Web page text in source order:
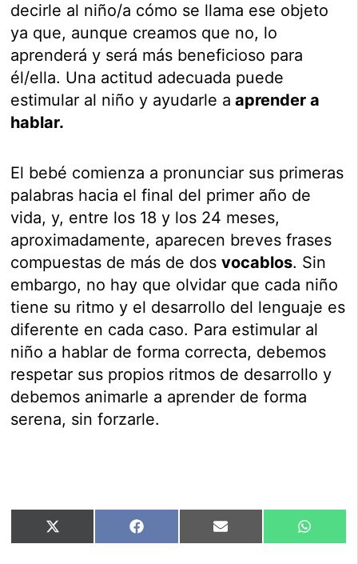
decirle al niño/a cómo se llama ese objeto
ya que, aunque creamos que no, lo
aprenderá y será más beneficioso para
él/ella. Una actitud adecuada puede
estimular al niño y ayudarle a aprender a
hablar.
El bebé comienza a pronunciar sus primeras
palabras hacia el final del primer año de
vida, y, entre los 18 y los 24 meses,
aproximadamente, aparecen breves frases
compuestas de más de dosvocablos. Sin
embargo, no hay que olvidar que cada niño
tiene su ritmo y el desarrollo del lenguaje es
diferente en cada caso. Para estimular al
niño a hablar de forma correcta, debemos
respetar sus propios ritmos de desarrollo y
debemos animarle a aprender de forma
serena, sin forzarle.
Compartir
en
X
(Twitter)
Compartir
en
Facebook Compartir
en
Email
en